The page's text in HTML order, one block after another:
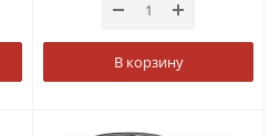
В корзину